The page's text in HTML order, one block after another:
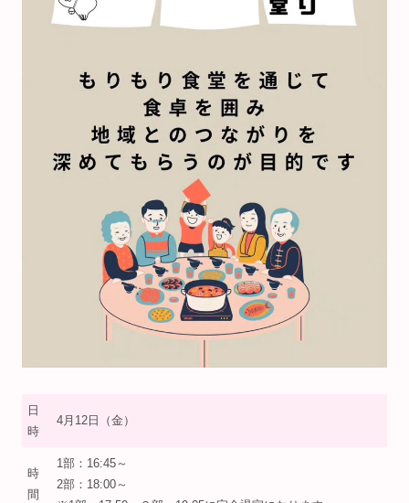
日
時
4月12日（金）
時
間
1部：16:45～
2部：18:00～